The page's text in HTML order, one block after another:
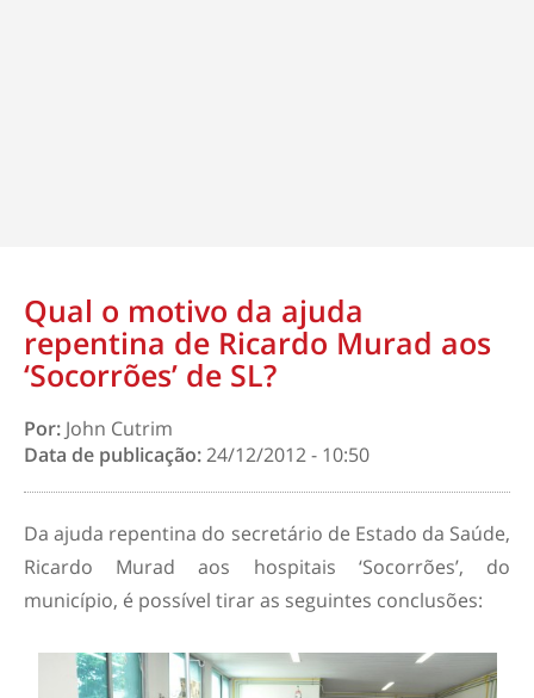
Qual o motivo da ajuda
repentina de Ricardo Murad aos
‘Socorrões’ de SL?
Por: John Cutrim
Data de publicação:24/12/2012 - 10:50
Da ajuda repentina do secretário de Estado da Saúde,
Ricardo Murad aos hospitais ‘Socorrões’, do
município, é possível tirar as seguintes conclusões: